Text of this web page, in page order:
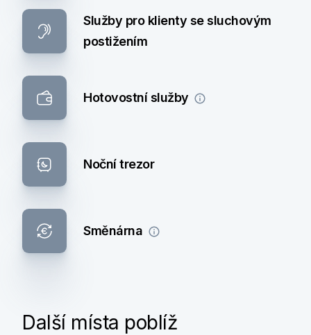
Služby pro klienty se sluchovým
postižením
Hotovostní služby
Noční trezor
Směnárna
Další místa poblíž